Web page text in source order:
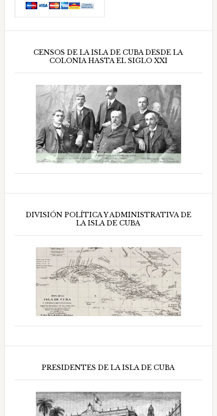
CENSOS DE LA ISLA DE CUBA DESDE LA
COLONIA HASTA EL SIGLO XXI
DIVISIÓN POLÍTICA Y ADMINISTRATIVA DE
LA ISLA DE CUBA
PRESIDENTES DE LA ISLA DE CUBA